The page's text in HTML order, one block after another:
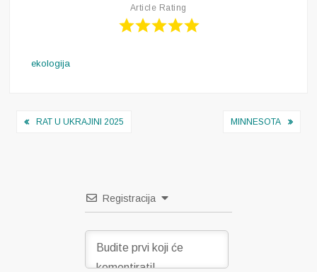
Article Rating
ekologija
Navigacija
RAT U UKRAJINI 2025 MINNESOTA
Registracija